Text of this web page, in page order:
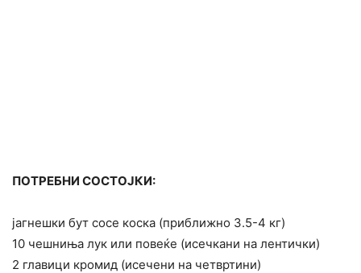
ПОТРЕБНИ СОСТОЈКИ:
јагнешки бут сосе коска (приближно 3.5-4 кг)
10 чешниња лук или повеќе (исечкани на лентички)
2 главици кромид (исечени на четвртини)